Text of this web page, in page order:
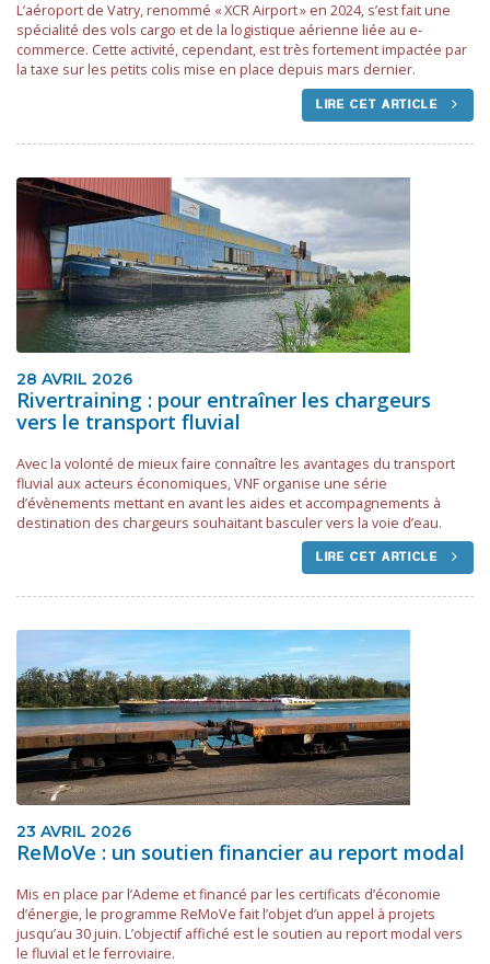
L’aéroport de Vatry, renommé « XCR Airport » en 2024, s’est fait une
spécialité des vols cargo et de la logistique aérienne liée au e-
commerce. Cette activité, cependant, est très fortement impactée par
la taxe sur les petits colis mise en place depuis mars dernier.
LIRE CET ARTICLE
28 AVRIL 2026
Rivertraining : pour entraîner les chargeurs
vers le transport fluvial
Avec la volonté de mieux faire connaître les avantages du transport
fluvial aux acteurs économiques, VNF organise une série
d’évènements mettant en avant les aides et accompagnements à
destination des chargeurs souhaitant basculer vers la voie d’eau.
LIRE CET ARTICLE
23 AVRIL 2026
ReMoVe : un soutien financier au report modal
Mis en place par l’Ademe et financé par les certificats d’économie
d’énergie, le programme ReMoVe fait l’objet d’un appel à projets
jusqu’au 30 juin. L’objectif affiché est le soutien au report modal vers
le fluvial et le ferroviaire.